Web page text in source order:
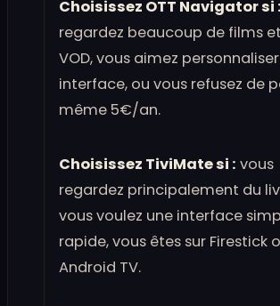
Choisissez OTT Navigator si :
regardez beaucoup de films
VOD, vous aimez
interface, ou vous refusez de
même 5€/an.
Choisissez TiviMate si : vous
regardez principalement du
vous voulez une interface
rapide, vous êtes sur Firestick
Android TV.